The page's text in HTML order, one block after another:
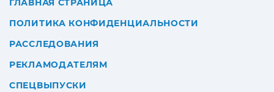
ГЛАВНАЯ СТРАНИЦА
ПОЛИТИКА КОНФИДЕНЦИАЛЬНОСТИ
РАССЛЕДОВАНИЯ
РЕКЛАМОДАТЕЛЯМ
СПЕЦВЫПУСКИ